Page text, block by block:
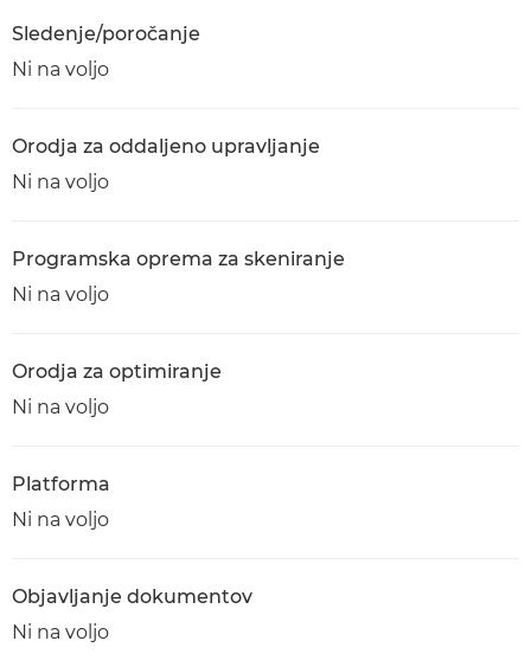
Sledenje/poročanje
Ni na voljo
Orodja za oddaljeno upravljanje
Ni na voljo
Programska oprema za skeniranje
Ni na voljo
Orodja za optimiranje
Ni na voljo
Platforma
Ni na voljo
Objavljanje dokumentov
Ni na voljo